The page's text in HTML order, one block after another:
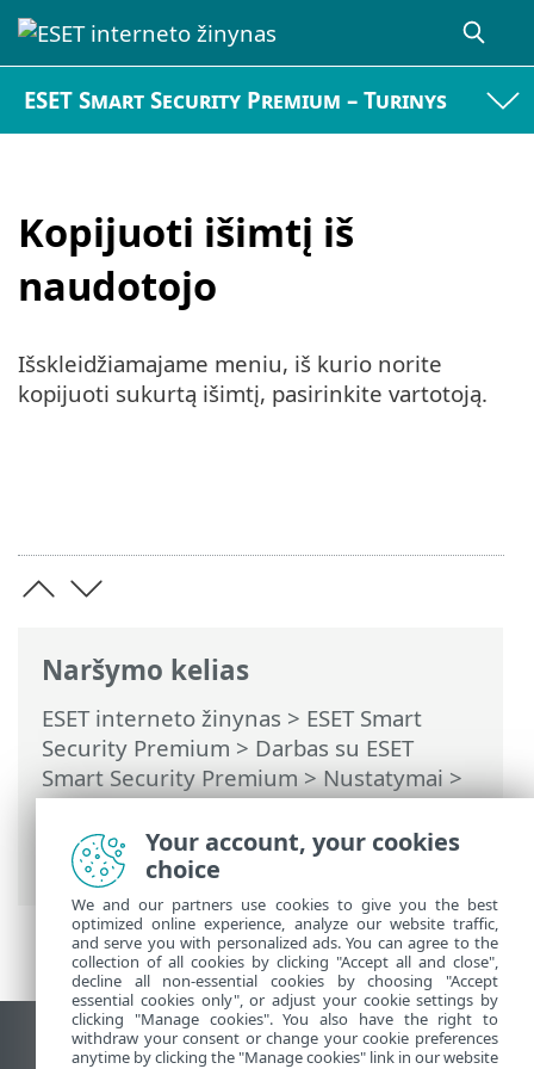
ESET Smart Security Premium – Turinys
Kopijuoti išimtį iš
naudotojo
Naršymo kelias
ESET interneto žinynas > ESET Smart
Security Premium > Darbas su ESET
Smart Security Premium>Nustatymai>
Interneto apsauga>Tėvų kontrolė>
Dialogo langai – tėvų kontrolė > Kopijuoti
išimtį iš naudotojo
Išskleidžiamajame meniu, iš kurio norite
kopijuoti sukurtą išimtį, pasirinkite vartotoją.
Rodyti darbalaukio tinklavietę
Your account, your cookies
choice
We and our partners use cookies to give you the best
optimized online experience, analyze our website traffic,
and serve you with personalized ads. You can agree to the
collection of all cookies by clicking "Accept all and close",
decline all non-essential cookies by choosing "Accept
essential cookies only", or adjust your cookie settings by
clicking "Manage cookies". You also have the right to
withdraw your consent or change your cookie preferences
anytime by clicking the "Manage cookies" link in our website